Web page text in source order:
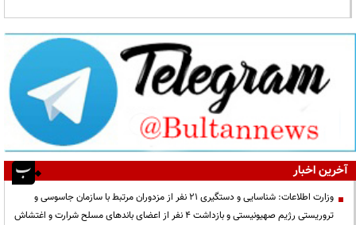
آخرین اخبار
وزارت اطلاعات: شناسایی و دستگیری ۲۱ نفر از مزدوران مرتبط با سازمان جاسوسی و
تروریستی رژیم صهیونیستی و بازداشت ۴ نفر از اعضای باندهای مسلح شرارت و اغتشاش